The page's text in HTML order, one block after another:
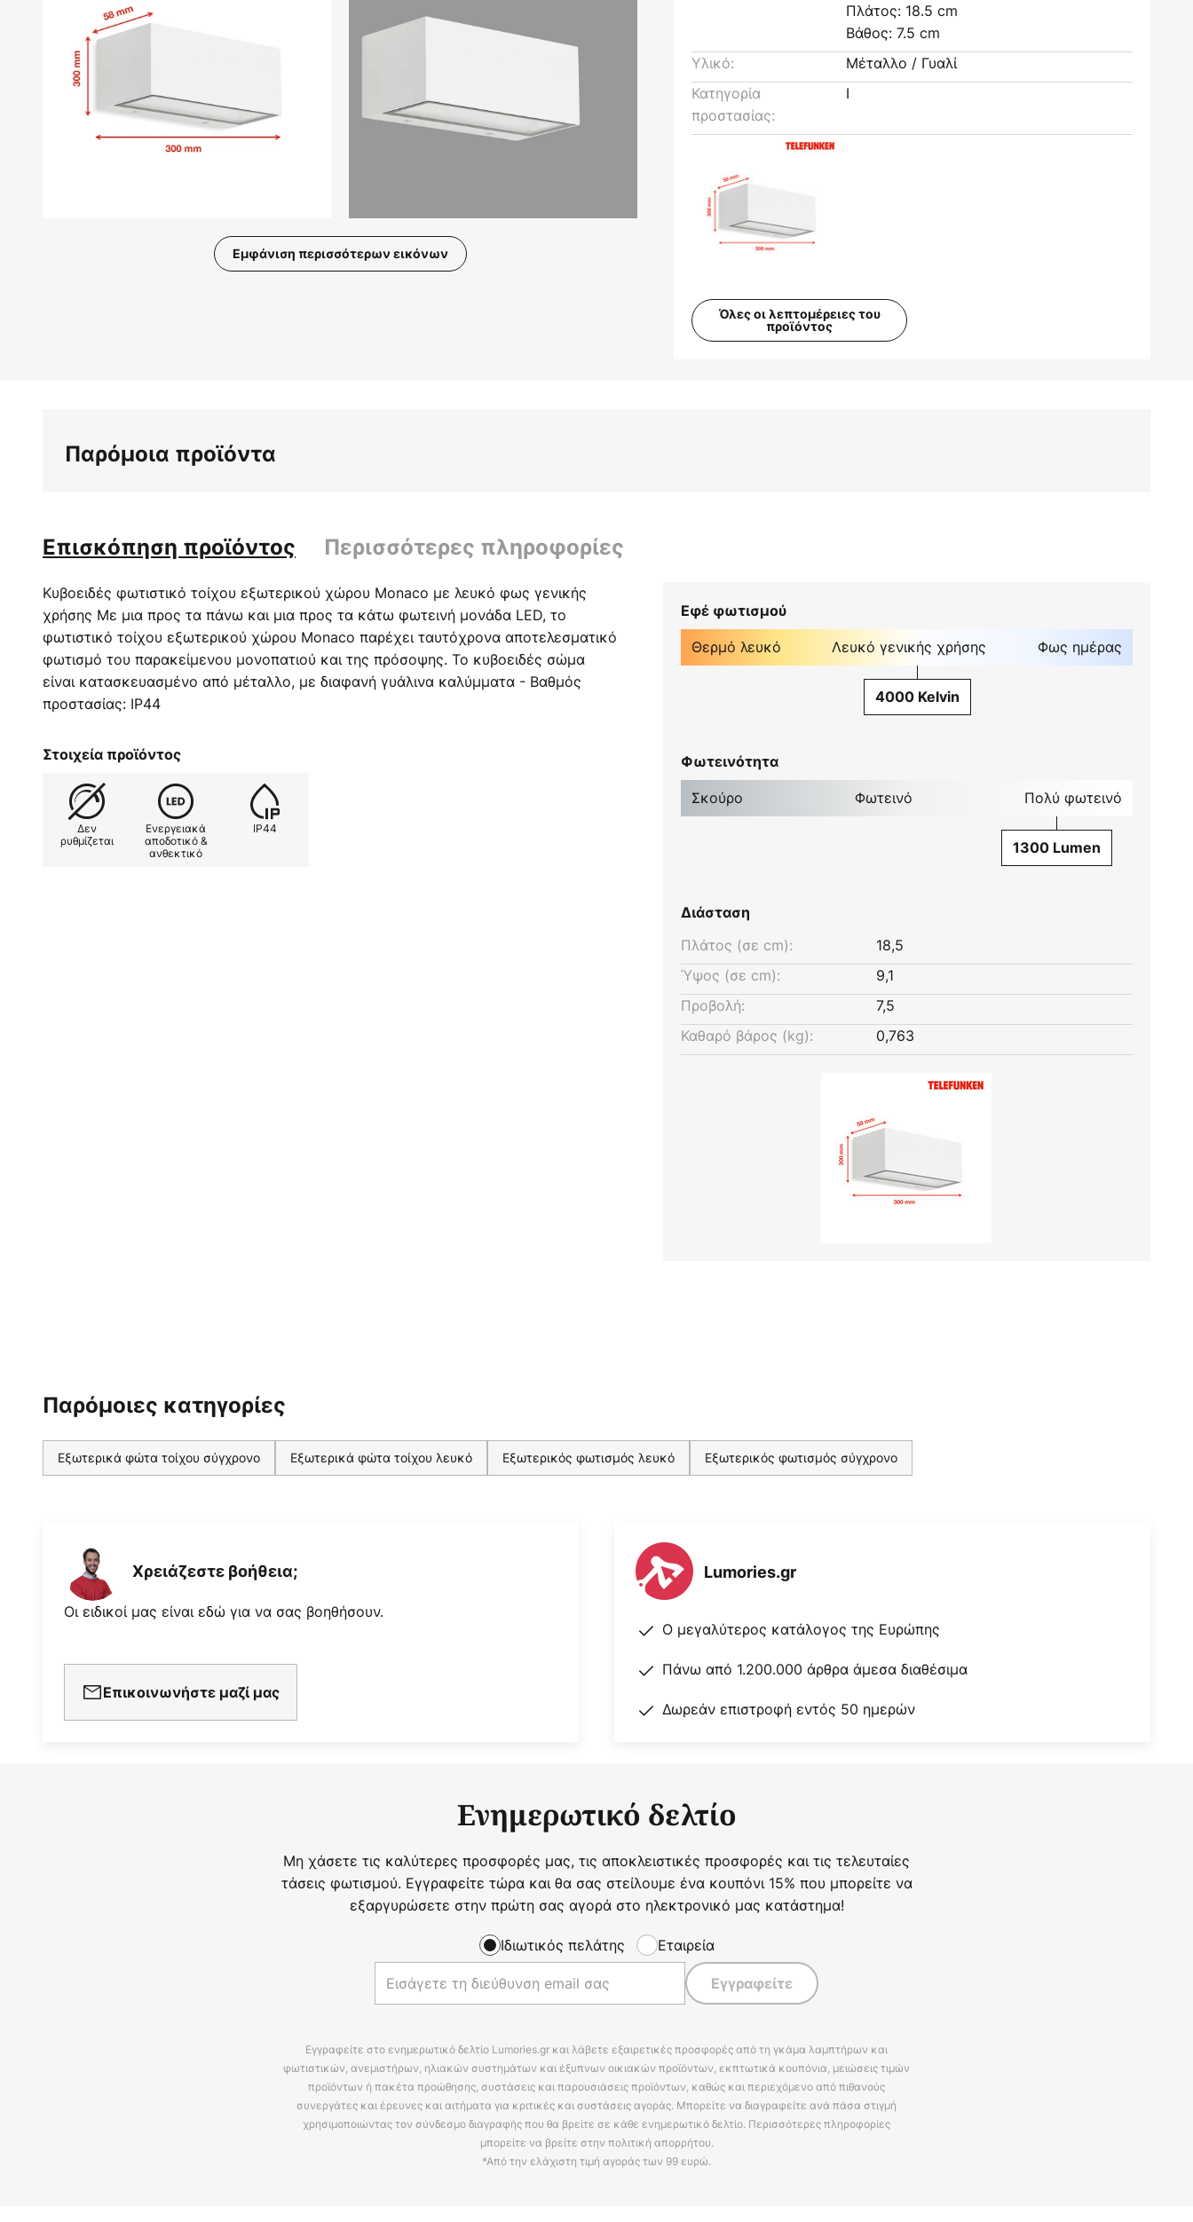
Εμφάνιση περισσότερων εικόνων
Πλάτος: 18.5 cm
Βάθος: 7.5 cm
Υλικό:
Μέταλλο / Γυαλί
Κατηγορία
προστασίας:
I
Όλες οι λεπτομέρειες του
προϊόντος
Παρόμοια προϊόντα
Επισκόπηση προϊόντος Περισσότερες πληροφορίες
Κυβοειδές φωτιστικό τοίχου εξωτερικού χώρου Monaco με λευκό φως γενικής
χρήσης Με μια προς τα πάνω και μια προς τα κάτω φωτεινή μονάδα LED, το
φωτιστικό τοίχου εξωτερικού χώρου Monaco παρέχει ταυτόχρονα αποτελεσματικό
φωτισμό του παρακείμενου μονοπατιού και της πρόσοψης. Το κυβοειδές σώμα
είναι κατασκευασμένο από μέταλλο, με διαφανή γυάλινα καλύμματα - Βαθμός
προστασίας: IP44
Στοιχεία προϊόντος
Δεν
ρυθμίζεται
Ενεργειακά
αποδοτικό &
ανθεκτικό
IP44
Εφέ φωτισμού
Θερμό λευκό Λευκό γενικής χρήσης Φως ημέρας
4000 Kelvin
Φωτεινότητα
Σκούρο Φωτεινό Πολύ φωτεινό
1300 Lumen
Διάσταση
Πλάτος (σε cm):
18,5
Ύψος (σε cm):
9,1
Προβολή:
7,5
Καθαρό βάρος (kg):
0,763
Παρόμοιες κατηγορίες
Εξωτερικά φώτα τοίχου σύγχρονο Εξωτερικά φώτα τοίχου λευκό Εξωτερικός φωτισμός λευκό Εξωτερικός φωτισμός σύγχρονο
Χρειάζεστε βοήθεια;
Οι ειδικοί μας είναι εδώ για να σας βοηθήσουν.
Επικοινωνήστε μαζί μας
Lumories.gr
Ο μεγαλύτερος κατάλογος της Ευρώπης
Πάνω από 1.200.000 άρθρα άμεσα διαθέσιμα
Δωρεάν επιστροφή εντός 50 ημερών
Ενημερωτικό δελτίο
Μη χάσετε τις καλύτερες προσφορές μας, τις αποκλειστικές προσφορές και τις τελευταίες
τάσεις φωτισμού. Εγγραφείτε τώρα και θα σας στείλουμε ένα κουπόνι 15% που μπορείτε να
εξαργυρώσετε στην πρώτη σας αγορά στο ηλεκτρονικό μας κατάστημα!
Ιδιωτικός πελάτης Εταιρεία
Εγγραφείτε
Εγγραφείτε στο ενημερωτικό δελτίο Lumories.gr και λάβετε εξαιρετικές προσφορές από τη γκάμα λαμπτήρων και
φωτιστικών, ανεμιστήρων, ηλιακών συστημάτων και έξυπνων οικιακών προϊόντων, εκπτωτικά κουπόνια, μειώσεις τιμών
προϊόντων ή πακέτα προώθησης, συστάσεις και παρουσιάσεις προϊόντων, καθώς και περιεχόμενο από πιθανούς
συνεργάτες και έρευνες και αιτήματα για κριτικές και συστάσεις αγοράς. Μπορείτε να διαγραφείτε ανά πάσα στιγμή
χρησιμοποιώντας τον σύνδεσμο διαγραφής που θα βρείτε σε κάθε ενημερωτικό δελτίο. Περισσότερες πληροφορίες
μπορείτε να βρείτε στην πολιτική απορρήτου.
*Από την ελάχιστη τιμή αγοράς των 99 ευρώ.